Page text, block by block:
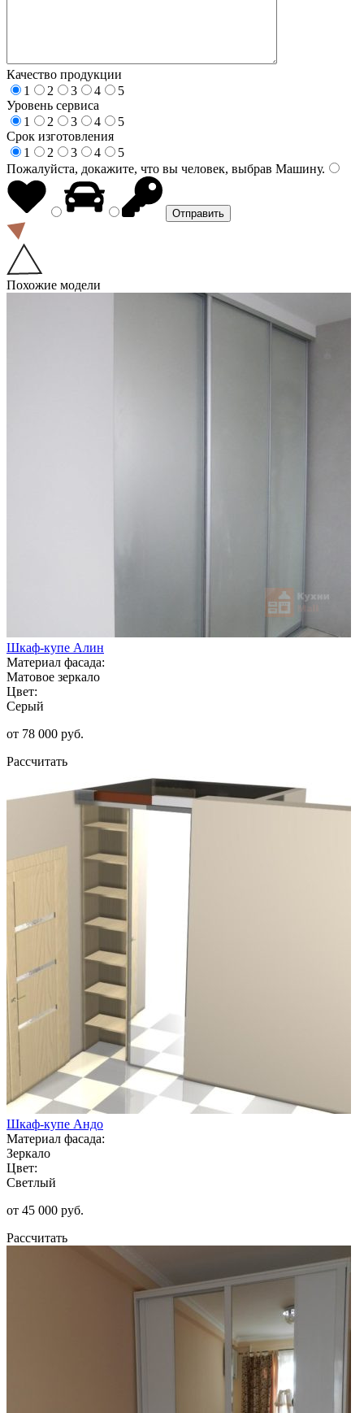
Качество продукции
1
2 3 4
5
Уровень сервиса
1
2 3 4
5
Срок изготовления
1
2 3 4
5
Пожалуйста, докажите, что вы человек, выбрав Машину.
Похожие модели
Шкаф-купе Алин
Материал фасада:
Матовое зеркало
Цвет:
Серый
от 78 000 руб.
Рассчитать
Шкаф-купе Андо
Материал фасада:
Зеркало
Цвет:
Светлый
от 45 000 руб.
Рассчитать